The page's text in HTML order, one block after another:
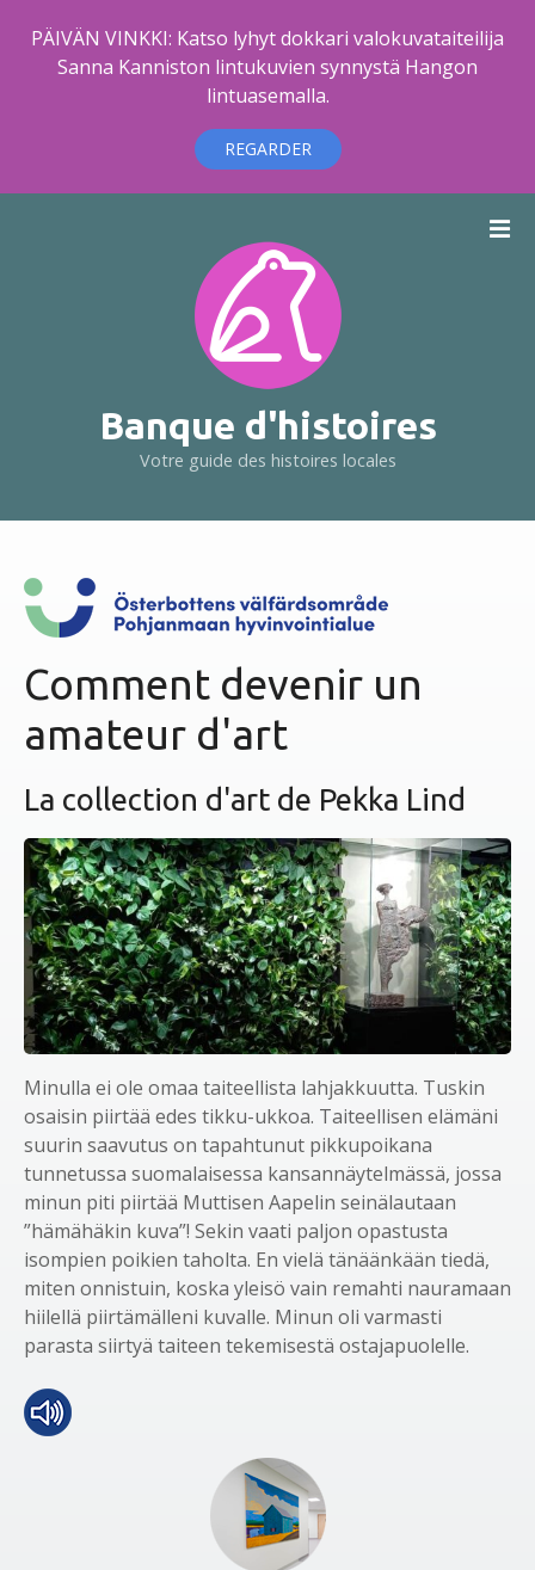
PÄIVÄN VINKKI: Katso lyhyt dokkari valokuvataiteilija
Sanna Kanniston lintukuvien synnystä Hangon
lintuasemalla.
REGARDER
e
Banque d'histoires
Votre guide des histoires locales
Comment devenir un
amateur d'art
La collection d'art de Pekka Lind
Minulla ei ole omaa taiteellista lahjakkuutta. Tuskin
osaisin piirtää edes tikku-ukkoa. Taiteellisen elämäni
suurin saavutus on tapahtunut pikkupoikana
tunnetussa suomalaisessa kansannäytelmässä, jossa
minun piti piirtää Muttisen Aapelin seinälautaan
”hämähäkin kuva”! Sekin vaati paljon opastusta
isompien poikien taholta. En vielä tänäänkään tiedä,
miten onnistuin, koska yleisö vain remahti nauramaan
hiilellä piirtämälleni kuvalle. Minun oli varmasti
parasta siirtyä taiteen tekemisestä ostajapuolelle.